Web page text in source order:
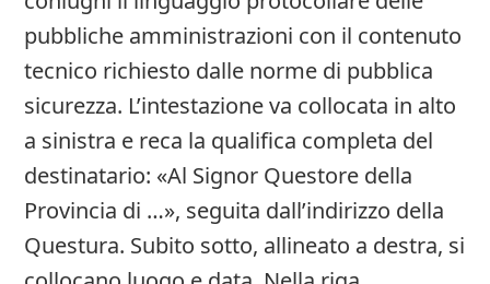
pubbliche amministrazioni con il contenuto
tecnico richiesto dalle norme di pubblica
sicurezza. L’intestazione va collocata in alto
a sinistra e reca la qualifica completa del
destinatario: «Al Signor Questore della
Provincia di …», seguita dall’indirizzo della
Questura. Subito sotto, allineato a destra, si